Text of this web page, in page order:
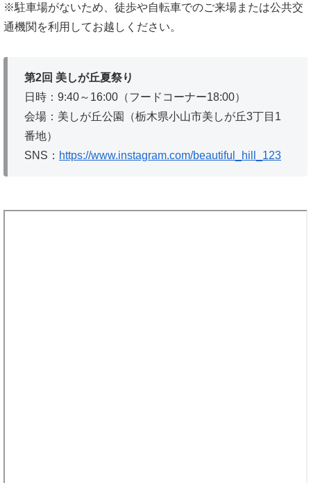
※駐車場がないため、徒歩や自転車でのご来場または公共交
通機関を利用してお越しください。
第2回 美しが丘夏祭り
日時：9:40～16:00（フードコーナー18:00）
会場：美しが丘公園（栃木県小山市美しが丘3丁目1
番地）
SNS： https://www.instagram.com/beautiful_hill_123